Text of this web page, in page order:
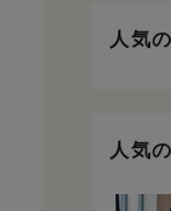
人気
人気